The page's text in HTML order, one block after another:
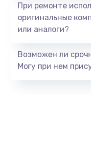
Замена
При ремонте
оригинальные
или аналоги?
Возможен ли
Могу при нем